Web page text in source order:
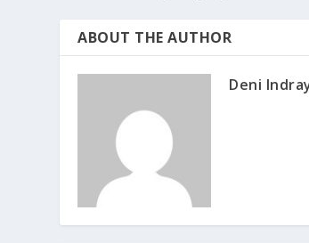
ABOUT THE AUTHOR
Deni